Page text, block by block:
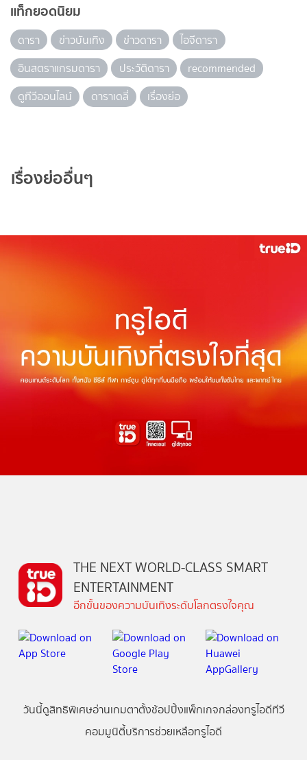
แท็กยอดนิยม
ดารา ข่าวบันเทิง ข่าวดารา
ไอจีดารา
อินสตราแกรมดารา
ประวัติดารา
recommended
ดูทีวีออนไลน์
ดาราเดลี่ เรื่องย่อ
เรื่องย่ออื่นๆ
THE NEXT WORLD-CLASS SMART
ENTERTAINMENT
อีกขั้นของความบันเทิงระดับโลกตรงใจคุณ
วันนี้ดูสิทธิพิเศษอ่านเกมตาตั้งช้อปปิ้งแพ็กเกจกล่องทรูไอดีทีวี
คอมมูนิตี้บริการช่วยเหลือทรูไอดี